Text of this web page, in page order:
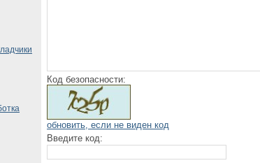
Код безопасности:
обновить, если не виден код
Введите код: